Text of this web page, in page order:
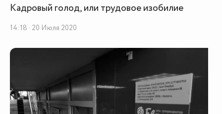
Кадровый голод, или трудовое изобилие
14:18 · 20 Июля 2020